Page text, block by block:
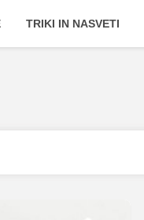
TRIKI IN NASVETI